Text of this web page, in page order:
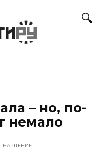
– но, по-
немало
НА ЧТЕНИЕ